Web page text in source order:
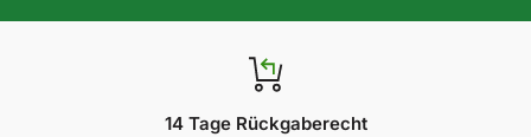
14 Tage Rückgaberecht